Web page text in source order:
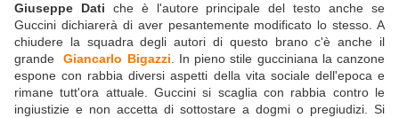
Giuseppe Dati che è l'autore principale del testo anche se
Guccini dichiarerà di aver pesantemente modificato lo stesso. A
chiudere la squadra degli autori di questo brano c'è anche il
grande
Giancarlo Bigazzi . In pieno stile gucciniana la canzone
espone con rabbia diversi aspetti della vita sociale dell'epoca e
rimane tutt'ora attuale. Guccini si scaglia con rabbia contro le
ingiustizie e non accetta di sottostare a dogmi o pregiudizi. Si